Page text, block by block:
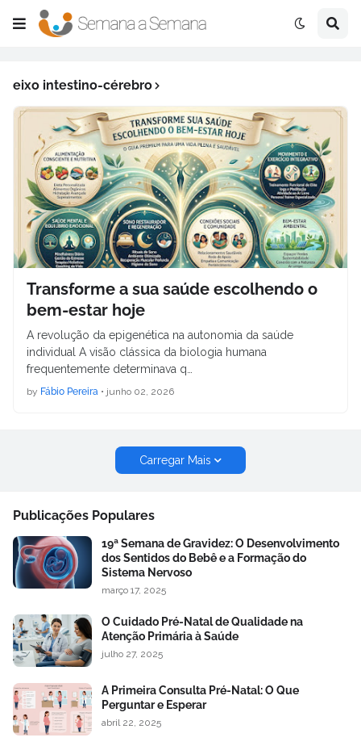
eixo intestino-cérebro
Transforme a sua saúde escolhendo o
bem-estar hoje
A revolução da epigenética na autonomia da saúde
individual A visão clássica da biologia humana
frequentemente determinava q…
by Fábio Pereira • junho 02, 2026
Carregar Mais
Publicações Populares
19ª Semana de Gravidez: O Desenvolvimento
dos Sentidos do Bebê e a Formação do
Sistema Nervoso
março 17, 2025
O Cuidado Pré-Natal de Qualidade na
Atenção Primária à Saúde
julho 27, 2025
A Primeira Consulta Pré-Natal: O Que
Perguntar e Esperar
abril 22, 2025